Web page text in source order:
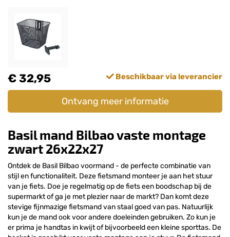
€ 32,95 Beschikbaar via leverancier
Ontvang meer informatie
Basil mand Bilbao vaste montage
zwart 26x22x27
Ontdek de Basil Bilbao voormand - de perfecte combinatie van
stijl en functionaliteit. Deze fietsmand monteer je aan het stuur
van je fiets. Doe je regelmatig op de fiets een boodschap bij de
supermarkt of ga je met plezier naar de markt? Dan komt deze
stevige fijnmazige fietsmand van staal goed van pas. Natuurlijk
kun je de mand ook voor andere doeleinden gebruiken. Zo kun je
er prima je handtas in kwijt of bijvoorbeeld een kleine sporttas. De